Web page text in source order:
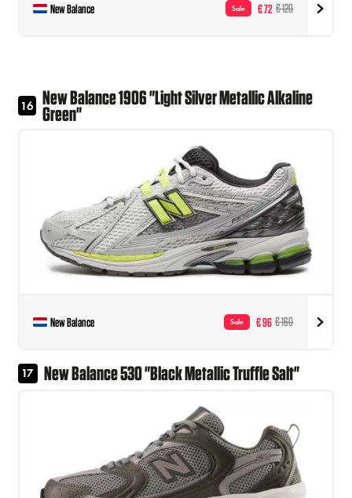
New Balance Sale € 72 € 120
16
New Balance 1906 "Light Silver Metallic Alkaline
Green"
New Balance Sale € 96 € 160
17 New Balance 530 "Black Metallic Truffle Salt"